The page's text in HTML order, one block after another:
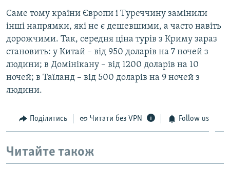
Саме тому країни Європи і Туреччину замінили
інші напрямки, які не є дешевшими, а часто навіть
дорожчими. Так, середня ціна турів з Криму зараз
становить: у Китай – від 950 доларів на 7 ночей з
людини; в Домінікану – від 1200 доларів на 10
ночей; в Таїланд – від 500 доларів на 9 ночей з
людини.
Поділитись Читати без VPN Follow us
Читайте також